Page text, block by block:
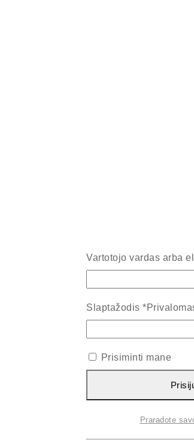
Vartotojo vardas arba
Slaptažodis *
Prisiminti mane
Praradote